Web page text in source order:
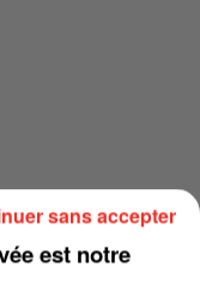
est notre
sans accepter